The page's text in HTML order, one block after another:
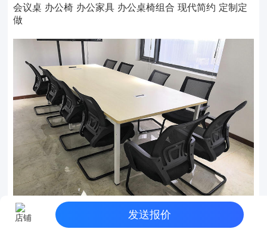
会议桌 办公椅 办公家具 办公桌椅组合 现代简约 定制定
做
店铺 发送报价